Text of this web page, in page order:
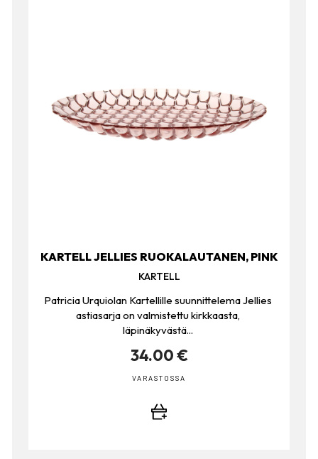
KARTELL JELLIES RUOKALAUTANEN, PINK
KARTELL
Patricia Urquiolan Kartellille suunnittelema Jellies
astiasarja on valmistettu kirkkaasta,
läpinäkyvästä...
34.00 €
VARASTOSSA